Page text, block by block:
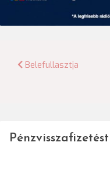
Bejegyzés
Belefullasztja